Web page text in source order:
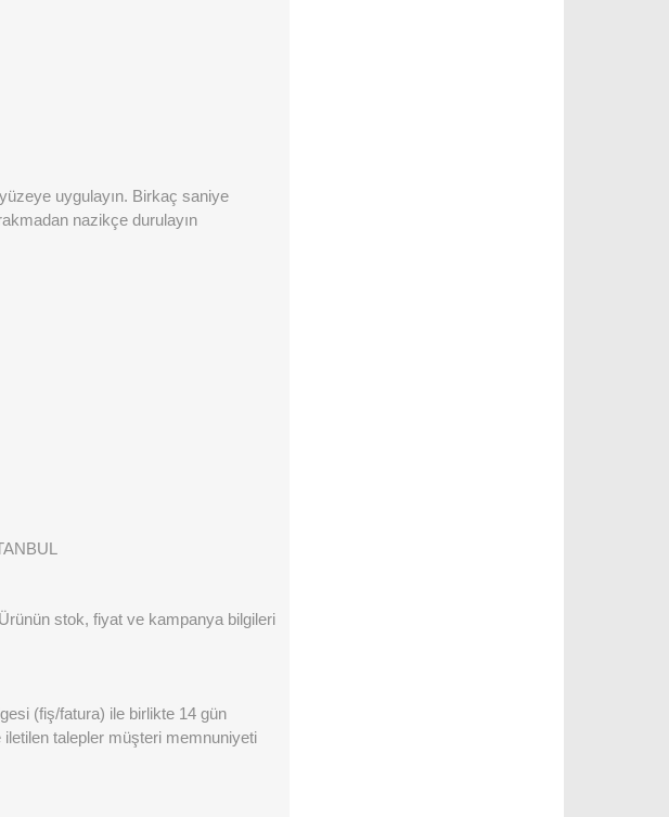
uygulayın. Birkaç saniye
nazikçe durulayın
stok, fiyat ve kampanya bilgileri
(fiş/fatura) ile birlikte 14 gün
talepler müşteri memnuniyeti